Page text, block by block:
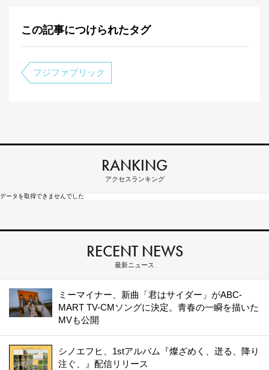
この記事につけられたタグ
フジファブリック
RANKING
アクセスランキング
データを取得できませんでした
RECENT NEWS
最新ニュース
ミーマイナー、新曲「君はサイダー」がABC-
MART TV-CMソングに決定。青春の一瞬を描いた
MVも公開
シノエフヒ、1stアルバム『燦ざめく、迸る、降り
注ぐ、』配信リリース